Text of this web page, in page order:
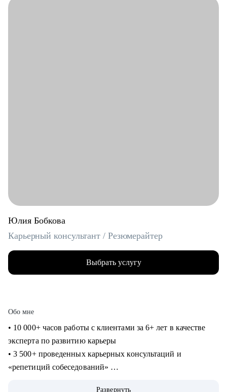
Юлия Бобкова
Карьерный консультант / Резюмерайтер
Выбрать услугу
Обо мне
• 10 000+ часов работы с клиентами за 6+ лет в качестве
эксперта по развитию карьеры
• 3 500+ проведенных карьерных консультаций и
«репетиций собеседований»
Развернуть